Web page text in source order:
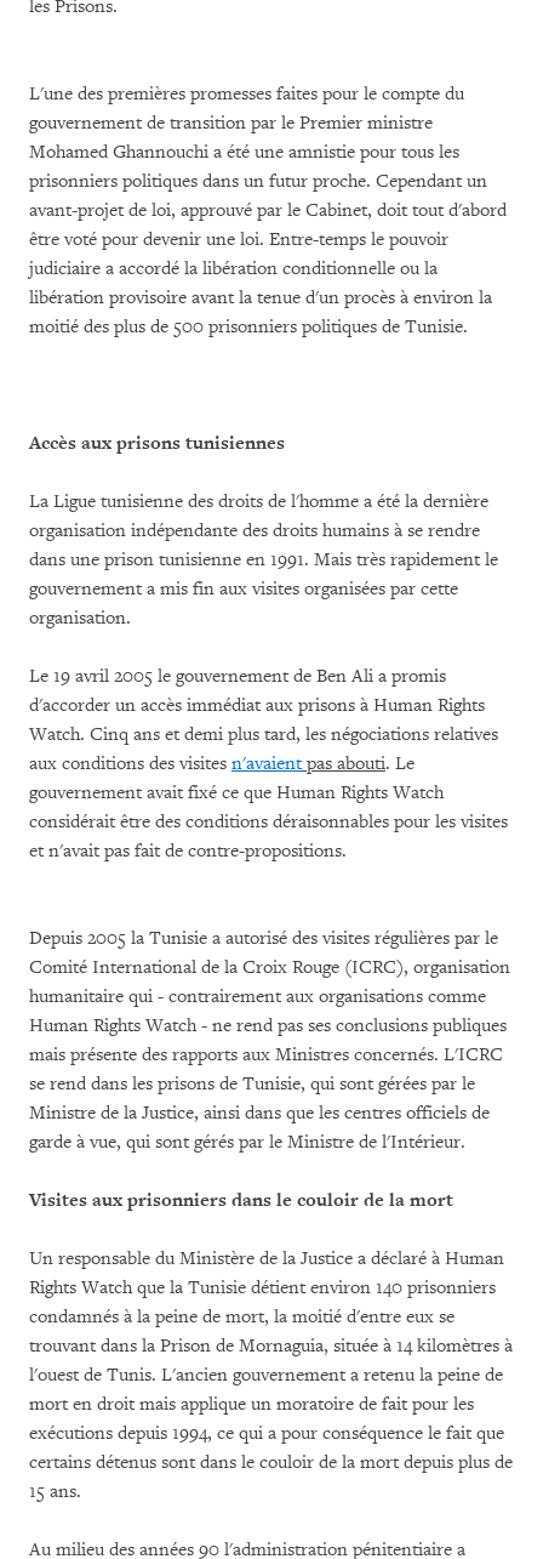
les Prisons.
L'une des premières promesses faites pour le compte du
gouvernement de transition par le Premier ministre
Mohamed Ghannouchi a été une amnistie pour tous les
prisonniers politiques dans un futur proche. Cependant un
avant-projet de loi, approuvé par le Cabinet, doit tout d'abord
être voté pour devenir une loi. Entre-temps le pouvoir
judiciaire a accordé la libération conditionnelle ou la
libération provisoire avant la tenue d'un procès à environ la
moitié des plus de 500 prisonniers politiques de Tunisie.
Accès aux prisons tunisiennes
La Ligue tunisienne des droits de l'homme a été la dernière
organisation indépendante des droits humains à se rendre
dans une prison tunisienne en 1991. Mais très rapidement le
gouvernement a mis fin aux visites organisées par cette
organisation.
Le 19 avril 2005 le gouvernement de Ben Ali a promis
d'accorder un accès immédiat aux prisons à Human Rights
Watch. Cinq ans et demi plus tard, les négociations relatives
aux conditions des visites n'avaientpas abouti. Le
gouvernement avait fixé ce que Human Rights Watch
considérait être des conditions déraisonnables pour les visites
et n'avait pas fait de contre-propositions.
Depuis 2005 la Tunisie a autorisé des visites régulières par le
Comité International de la Croix Rouge (ICRC), organisation
humanitaire qui - contrairement aux organisations comme
Human Rights Watch - ne rend pas ses conclusions publiques
mais présente des rapports aux Ministres concernés. L'ICRC
se rend dans les prisons de Tunisie, qui sont gérées par le
Ministre de la Justice, ainsi dans que les centres officiels de
garde à vue, qui sont gérés par le Ministre de l'Intérieur.
Visites aux prisonniers dans le couloir de la mort
Un responsable du Ministère de la Justice a déclaré à Human
Rights Watch que la Tunisie détient environ 140 prisonniers
condamnés à la peine de mort, la moitié d'entre eux se
trouvant dans la Prison de Mornaguia, située à 14 kilomètres à
l'ouest de Tunis. L'ancien gouvernement a retenu la peine de
mort en droit mais applique un moratoire de fait pour les
exécutions depuis 1994, ce qui a pour conséquence le fait que
certains détenus sont dans le couloir de la mort depuis plus de
15 ans.
Au milieu des années 90 l'administration pénitentiaire a